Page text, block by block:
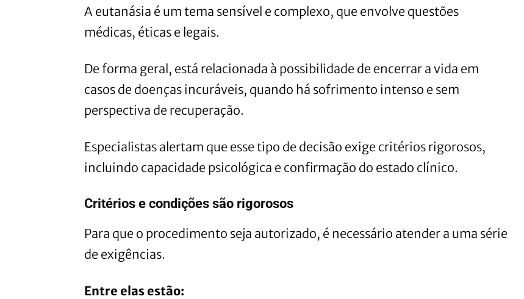
A eutanásia é um tema sensível e complexo, que envolve questões
médicas, éticas e legais.
De forma geral, está relacionada à possibilidade de encerrar a vida em
casos de doenças incuráveis, quando há sofrimento intenso e sem
perspectiva de recuperação.
Especialistas alertam que esse tipo de decisão exige critérios rigorosos,
incluindo capacidade psicológica e confirmação do estado clínico.
Critérios e condições são rigorosos
Para que o procedimento seja autorizado, é necessário atender a uma série
de exigências.
Entre elas estão: